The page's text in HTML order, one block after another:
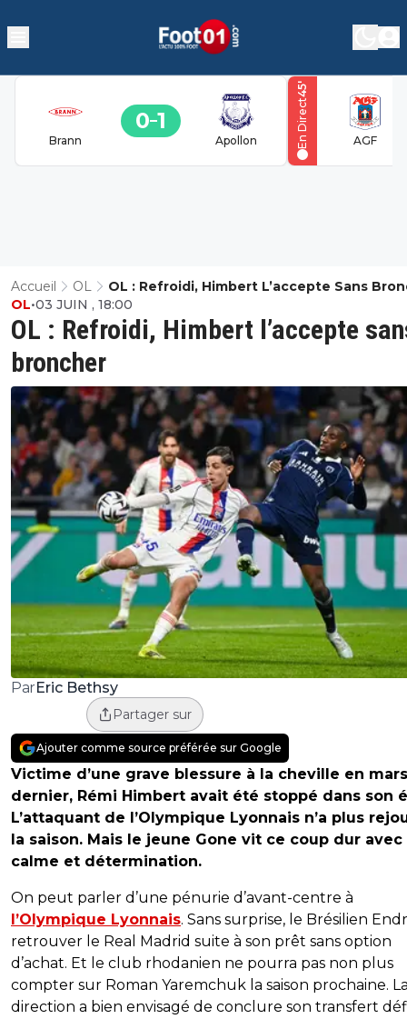
Brann
0 1
Apollon AGF
45
'
En Direct
Accueil OL OL : Refroidi, Himbert L’accepte Sans
OL : Refroidi, Himbert l’accepte
broncher
OL•03 JUIN , 18:00
ParEric Bethsy
Partager sur
Ajouter comme source préférée sur Google
Victime d’une grave blessure à la cheville en mars
dernier, Rémi Himbert avait été stoppé dans son
L’attaquant de l’Olympique Lyonnais n’a plus
la saison. Mais le jeune Gone vit ce coup dur avec
calme et détermination.
On peut parler d’une pénurie d’avant-centre à
l’Olympique Lyonnais. Sans surprise, le Brésilien
retrouver le Real Madrid suite à son prêt sans option
d’achat. Et le club rhodanien ne pourra pas non plus
compter sur Roman Yaremchuk la saison prochaine.
direction a bien envisagé de conclure son transfert